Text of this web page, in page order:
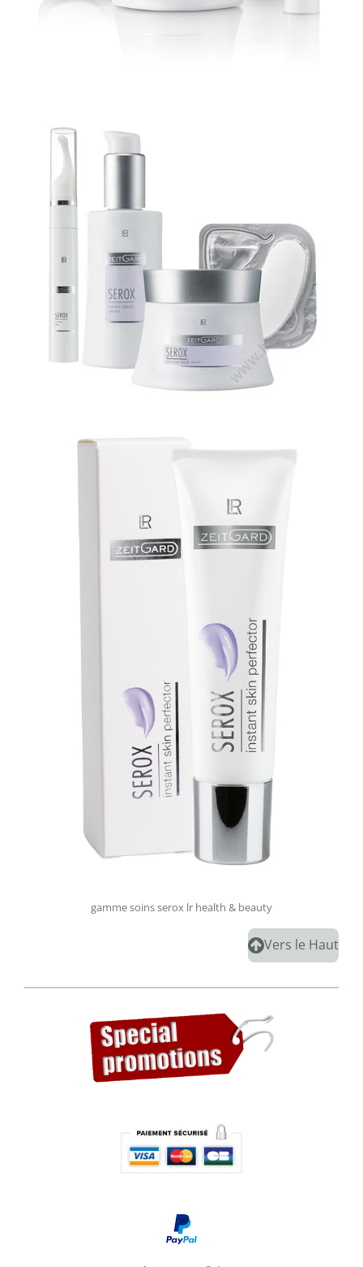
gamme soins serox lr health & beauty
Vers le Haut